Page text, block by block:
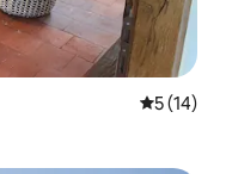
5 av 5 i
5 (14)